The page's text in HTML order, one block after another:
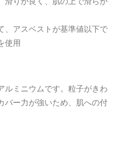
、アスベストが基準値以下で
使用
ルミニウムです。粒子がきわ
バー力が強いため、肌への付